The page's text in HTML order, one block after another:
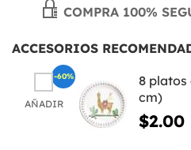
COMPRA 100%
ACCESORIOS
AÑADIR
8 platos
cm)
$2.00
-60%